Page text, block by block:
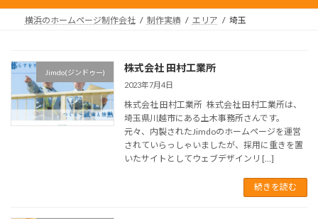
横浜のホームページ制作会社 制作実績 エリア 埼玉
Jimdo(ジンドゥー) 株式会社 田村工業所
2023年7月4日
株式会社 田村工業所 株式会社 田村工業所は、
埼玉県川越市にある土木事務所さんです。
元々、内製されたJimdoのホームページを運営
されていらっしゃいましたが、採用に重きを置
いたサイトとしてウェブデザインリ […]
続きを読む